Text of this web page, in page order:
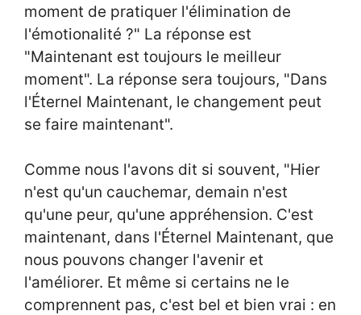
moment de pratiquer l'élimination de
l'émotionalité ?" La réponse est
"Maintenant est toujours le meilleur
moment". La réponse sera toujours, "Dans
l'Éternel Maintenant, le changement peut
se faire maintenant".
Comme nous l'avons dit si souvent, "Hier
n'est qu'un cauchemar, demain n'est
qu'une peur, qu'une appréhension. C'est
maintenant, dans l'Éternel Maintenant, que
nous pouvons changer l'avenir et
l'améliorer. Et même si certains ne le
comprennent pas, c'est bel et bien vrai : en